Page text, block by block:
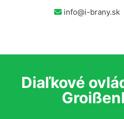
info@i-brany.sk
Diaľkové